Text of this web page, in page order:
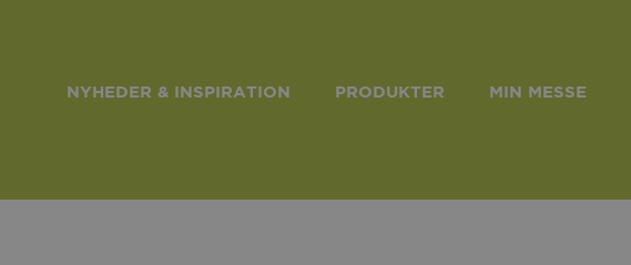
NYHEDER & INSPIRATION PRODUKTER MIN MESSE